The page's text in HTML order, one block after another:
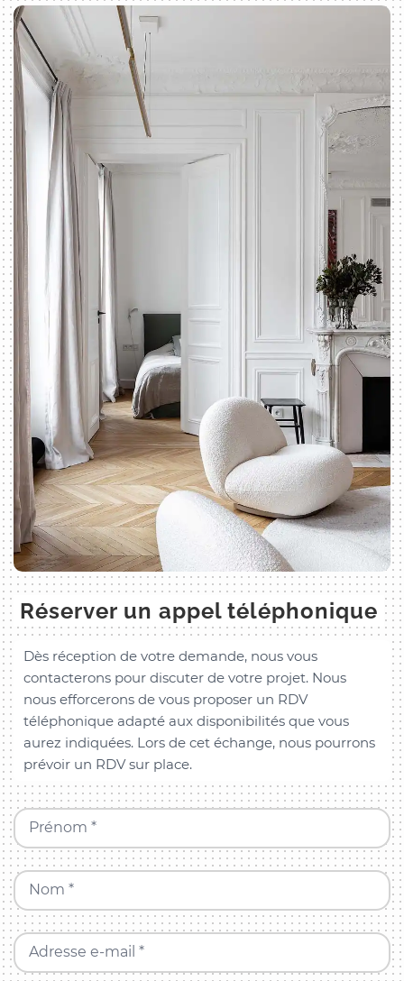
Réserver un appel téléphonique
Dès réception de votre demande, nous vous
contacterons pour discuter de votre projet. Nous
nous efforcerons de vous proposer un RDV
téléphonique adapté aux disponibilités que vous
aurez indiquées. Lors de cet échange, nous pourrons
prévoir un RDV sur place.
Prénom *
Nom *
Adresse e-mail *